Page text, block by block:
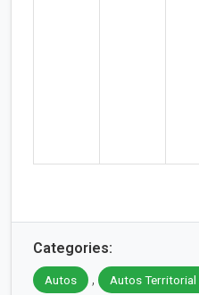
Categories:
Autos , Autos Territorial